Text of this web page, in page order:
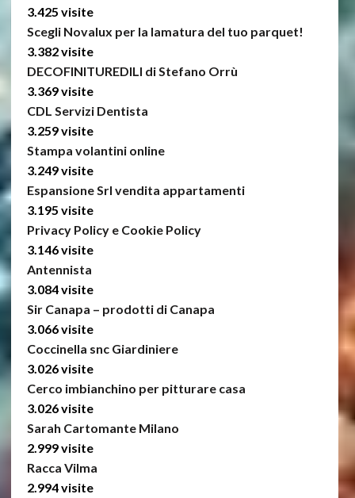
3.425 visite
Scegli Novalux per la lamatura del tuo parquet!
3.382 visite
DECOFINITUREDILI di Stefano Orrù
3.369 visite
CDL Servizi Dentista
3.259 visite
Stampa volantini online
3.249 visite
Espansione Srl vendita appartamenti
3.195 visite
Privacy Policy e Cookie Policy
3.146 visite
Antennista
3.084 visite
Sir Canapa – prodotti di Canapa
3.066 visite
Coccinella snc Giardiniere
3.026 visite
Cerco imbianchino per pitturare casa
3.026 visite
Sarah Cartomante Milano
2.999 visite
Racca Vilma
2.994 visite